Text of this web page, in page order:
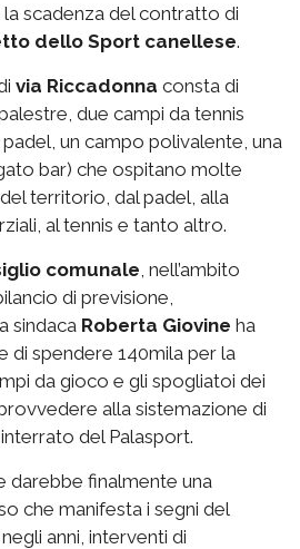
la scadenza del contratto di
dello Sport canellese.
via Riccadonna consta di
due campi da tennis
un campo polivalente, una
bar) che ospitano molte
territorio, dal padel, alla
al tennis e tanto altro.
comunale , nell’ambito
di previsione,
sindaca Roberta Giovine ha
di spendere 140mila per la
da gioco e gli spogliatoi dei
alla sistemazione di
del Palasport.
darebbe finalmente una
che manifesta i segni del
anni, interventi di